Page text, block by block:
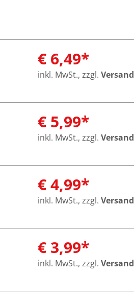
€ 6,49*
inkl. MwSt., zzgl. Versand
€ 5,99*
inkl. MwSt., zzgl. Versand
€ 4,99*
inkl. MwSt., zzgl. Versand
€ 3,99*
inkl. MwSt., zzgl. Versand